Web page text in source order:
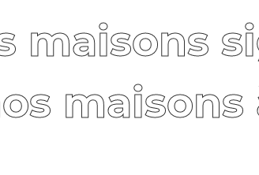
maisons
maisons